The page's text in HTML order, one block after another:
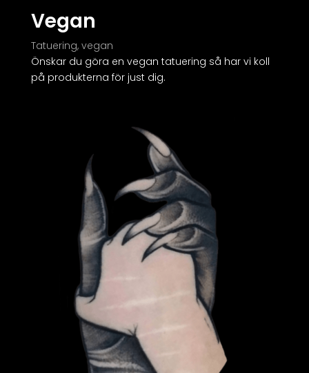
Vegan
Tatuering, vegan
Önskar du göra en vegan tatuering så har vi koll
på produkterna för just dig.